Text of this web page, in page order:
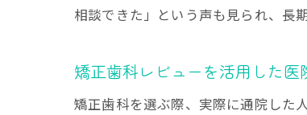
相談できた」という声も見られ、長
矯正歯科レビューを活用した医
矯正歯科を選ぶ際、実際に通院した